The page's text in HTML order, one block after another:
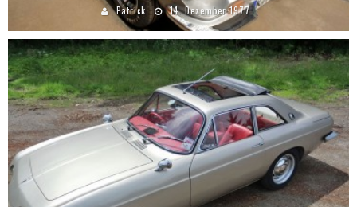
Patrick 14. Dezember 1977